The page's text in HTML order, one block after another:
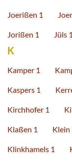
Joerißen 1
Jorißen 1 Jüls 1
K
Kamper 1
Kaspers 1
Kirchhofer 1
Klaßen 1 Klein
Klinkhamels 1